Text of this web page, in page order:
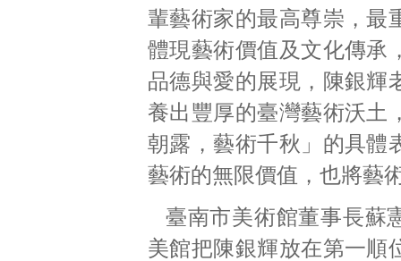
輩藝術家的最高尊崇，最
體現藝術價值及文化傳承
品德與愛的展現，陳銀輝
養出豐厚的臺灣藝術沃土
朝露，藝術千秋」的具體
藝術的無限價值，也將藝
臺南市美術館董事長蘇
美館把陳銀輝放在第一順